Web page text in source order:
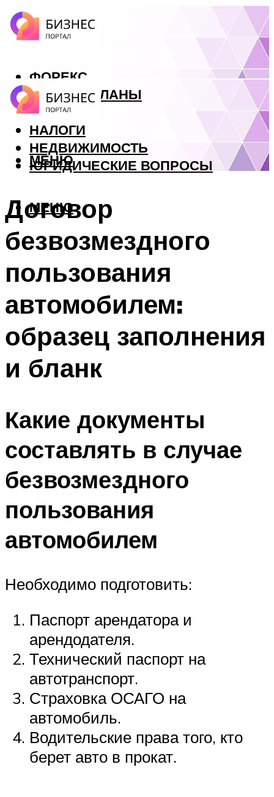
ФОРЕКС
БИЗНЕС ПЛАНЫ
КРЕДИТЫ
НАЛОГИ
НЕДВИЖИМОСТЬ
ЮРИДИЧЕСКИЕ ВОПРОСЫ
МЕНЮ
МЕНЮ
Договор
безвозмездного
пользования
автомобилем:
образец заполнения
и бланк
Какие документы
составлять в случае
безвозмездного
пользования
автомобилем
Необходимо подготовить:
Паспорт арендатора и
арендодателя.
Технический паспорт на
автотранспорт.
Страховка ОСАГО на
автомобиль.
Водительские права того, кто
берет авто в прокат.